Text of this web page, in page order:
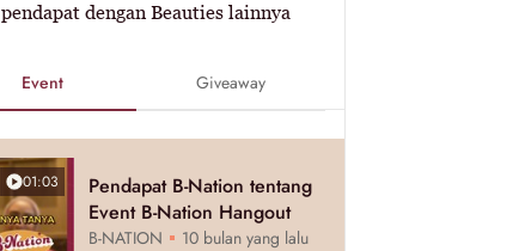
pendapat dengan Beauties lainnya
Event Giveaway
01:03
Pendapat B-Nation tentang
Event B-Nation Hangout
B-NATION 10 bulan yang lalu